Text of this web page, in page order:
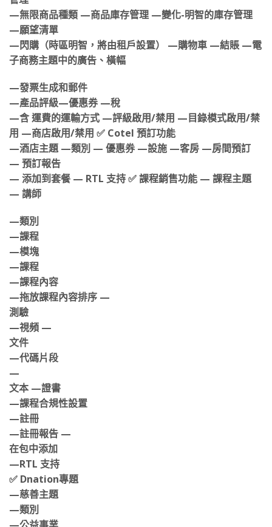
管理
—無限商品種類 —商品庫存管理 —變化-明智的庫存管理
—願望清單
—閃購（時區明智，將由租戶設置） —購物車 —結賬 —電
—發票生成和郵件
—產品評級—優惠券 —稅
—含 運費的運輸方式 —評級啟用/禁用 —目錄模式啟用/禁
用 —商店啟用/禁用 ✅ Cotel 預訂功能
—酒店主題 —類別 — 優惠券 —設施 —客房 —房間預訂
— 預訂報告
— 添加到套餐 — RTL 支持 ✅ 課程銷售功能 — 課程主題
—類別
—課程
—模塊
—課程
—課程內容
—拖放課程內容排序 —
測驗
—視頻 —
文件
—
文本 —證書
—課程合規性設置
—註冊
—註冊報告 —
在包中添加
—RTL 支持
✅ Dnation專題
—慈善主題
—類別